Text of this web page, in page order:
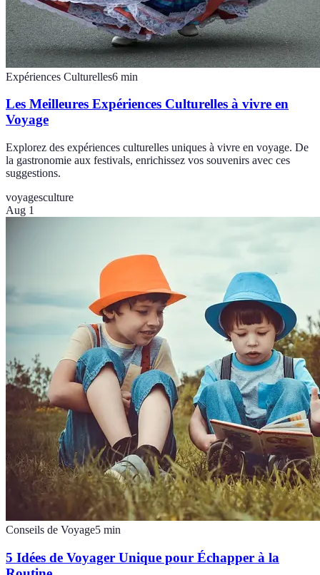
Expériences Culturelles6 min
Les Meilleures Expériences Culturelles à vivre en
Voyage
Explorez des expériences culturelles uniques à vivre en voyage. De
la gastronomie aux festivals, enrichissez vos souvenirs avec ces
suggestions.
voyagesculture
Aug 1
Conseils de Voyage5 min
5 Idées de Voyager Unique pour Échapper à la